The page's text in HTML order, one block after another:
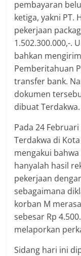
pembayaran
ketiga, yakni PT.
pekerjaan
1.502.300.000,-.
bahkan
Pemberitahuan
transfer bank.
dokumen
dibuat Terdakwa.
Pada 24
Terdakwa di
mengakui
hanyalah hasil
pekerjaan
sebagaimana
korban M
sebesar Rp
melaporkan
Sidang hari ini